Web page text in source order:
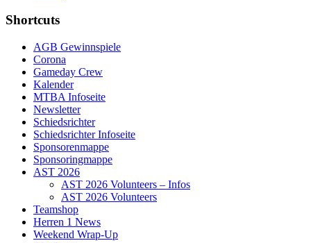
Shortcuts
AGB Gewinnspiele
Corona
Gameday Crew
Kalender
MTBA Infoseite
Newsletter
Schiedsrichter
Schiedsrichter Infoseite
Sponsorenmappe
Sponsoringmappe
AST 2026
AST 2026 Volunteers – Infos
AST 2026 Volunteers
Teamshop
Herren 1 News
Weekend Wrap-Up